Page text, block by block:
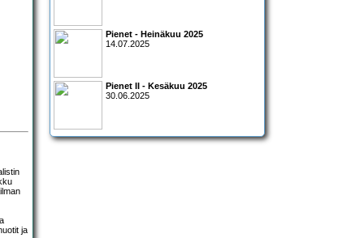
ja
Pienet - Heinäkuu 2025
14.07.2025
Pienet II - Kesäkuu 2025
30.06.2025